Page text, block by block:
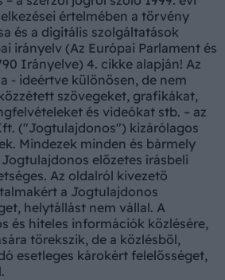
értelmében a törvény
és a digitális szolgáltatások
irányelv (Az Európai Parlament és
Irányelve) 4. cikke alapján! Az
- ideértve különösen, de nem
szövegeket, grafikákat,
és videókat stb. – az
("Jogtulajdonos") kizárólagos
Mindezek minden és bármely
előzetes írásbeli
Az oldalról kivezető
a Jogtulajdonos
helytállást nem vállal. A
és hiteles információk közlésére,
törekszik, de a közlésből,
esetleges károkért felelősséget,